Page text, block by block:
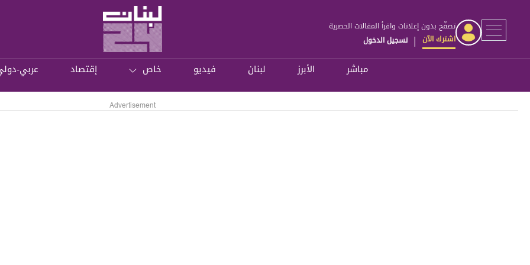
تصفّح بدون إعلانات واقرأ المقالات الحصرية
اشترك الآن | تسجيل الدخول
مباشر الأبرز لبنان فيديو خاص إقتصاد عربي-
Advertisement